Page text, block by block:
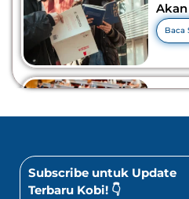
Akan
Tahu
Baca
Baca
Subscribe untuk Update
Terbaru Kobi! 👇